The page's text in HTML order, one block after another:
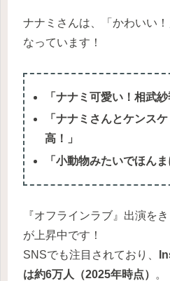
ナナミさんは、「かわいい
なっています！
「ナナミ可愛い！相武紗
「ナナミさんとケンス
高！」
「小動物みたいでほんま
『オフラインラブ』出演を
が上昇中です！
SNSでも注目されており、
は約6万人（2025年時点）
。